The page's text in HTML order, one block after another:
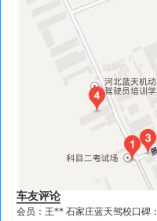
车友评论
会员：王** 石家庄蓝天驾校口碑：